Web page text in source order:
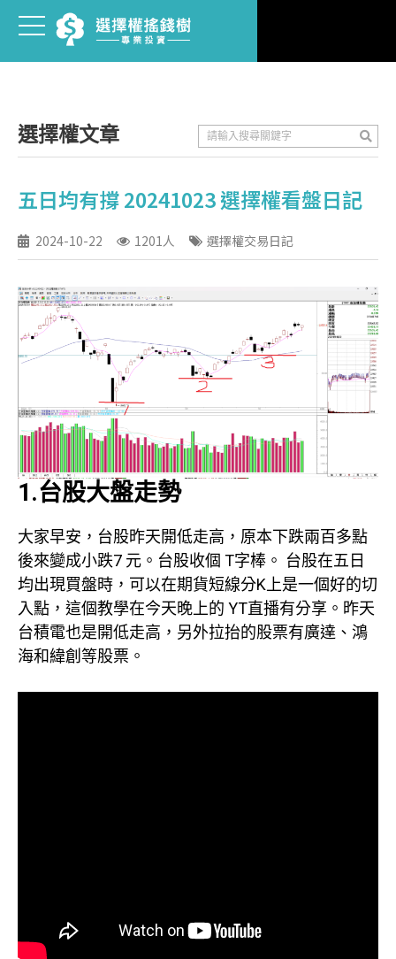
選擇權文章
五日均有撐 20241023 選擇權看盤日記
2024-10-22 1201人 選擇權交易日記
1.台股大盤走勢
大家早安，台股昨天開低走高，原本下跌兩百多點
後來變成小跌7 元。台股收個 T字棒。 台股在五日
均出現買盤時，可以在期貨短線分K上是一個好的切
入點，這個教學在今天晚上的 YT直播有分享。昨天
台積電也是開低走高，另外拉抬的股票有廣達、鴻
海和緯創等股票。